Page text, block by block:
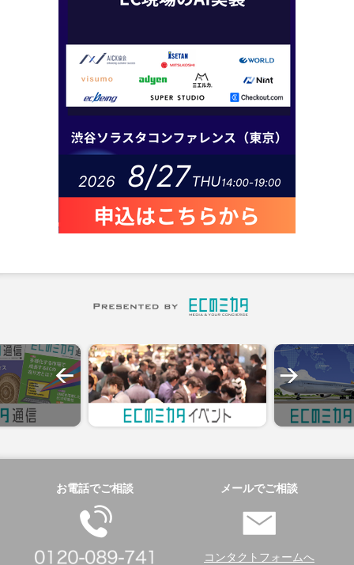
お電話でご相談 メールでご相談
コンタクトフォームへ